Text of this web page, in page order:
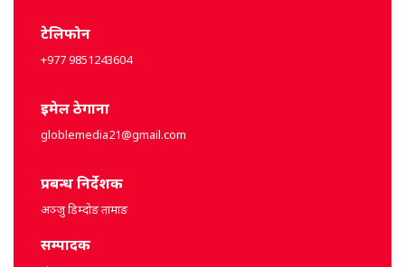
टेलिफोन
+977 9851243604
इमेल ठेगाना
globlemedia21@gmail.com
प्रबन्ध निर्देशक
अञ्जु डिम्दोङ तामाङ
सम्पादक